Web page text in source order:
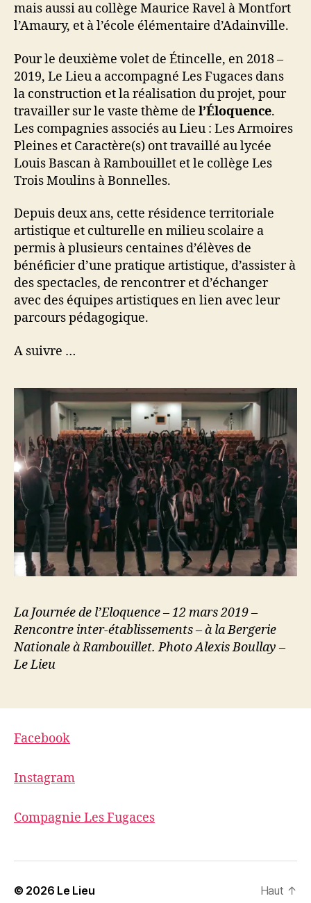
mais aussi au collège Maurice Ravel à Montfort
l’Amaury, et à l’école élémentaire d’Adainville.
Pour le deuxième volet de Étincelle, en 2018 –
2019, Le Lieu a accompagné Les Fugaces dans
la construction et la réalisation du projet, pour
travailler sur le vaste thème de l’Éloquence.
Les compagnies associés au Lieu : Les Armoires
Pleines et Caractère(s) ont travaillé au lycée
Louis Bascan à Rambouillet et le collège Les
Trois Moulins à Bonnelles.
Depuis deux ans, cette résidence territoriale
artistique et culturelle en milieu scolaire a
permis à plusieurs centaines d’élèves de
bénéficier d’une pratique artistique, d’assister à
des spectacles, de rencontrer et d’échanger
avec des équipes artistiques en lien avec leur
parcours pédagogique.
A suivre …
La Journée de l’Eloquence – 12 mars 2019 –
Rencontre inter-établissements – à la Bergerie
Nationale à Rambouillet. Photo Alexis Boullay –
Le Lieu
Facebook
Instagram
Compagnie Les Fugaces
© 2026 Le Lieu Haut ↑